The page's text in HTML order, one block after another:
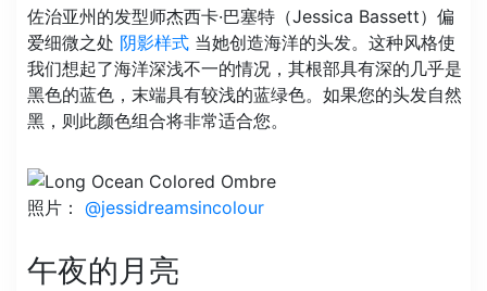
佐治亚州的发型师杰西卡·巴塞特（Jessica Bassett）偏
爱细微之处 阴影样式 当她创造海洋的头发。这种风格使
我们想起了海洋深浅不一的情况，其根部具有深的几乎是
黑色的蓝色，末端具有较浅的蓝绿色。如果您的头发自然
黑，则此颜色组合将非常适合您。
照片： @jessidreamsincolour
午夜的月亮